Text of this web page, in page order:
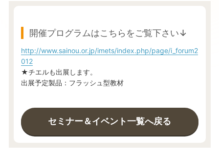
開催プログラムはこちらをご覧下さい↓
http://www.sainou.or.jp/imets/index.php/page/i_forum2
012
★チエルも出展します。
出展予定製品：フラッシュ型教材
セミナー＆イベント一覧へ戻る